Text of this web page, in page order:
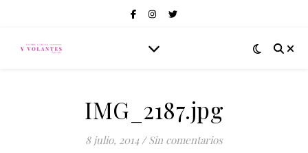
IMG_2187.jpg
8 julio, 2014 / Sin comentarios